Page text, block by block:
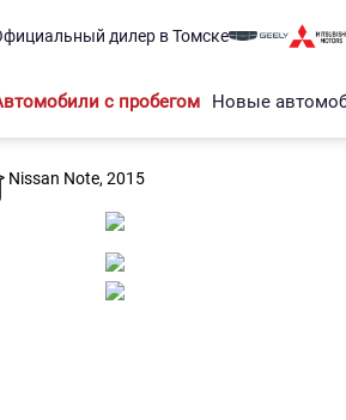
дилер в Томске
с пробегом Новые
Официальный
Официальный
Официальный
Официальный
Nissan Note, 2015